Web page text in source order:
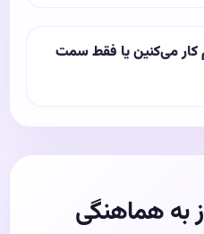
کار می‌کنین یا فقط سمت
به هماهنگی